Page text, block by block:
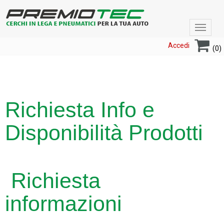
Toggle
Accedi
(0)
Richiesta Info e
Disponibilità Prodotti
Richiesta
informazioni